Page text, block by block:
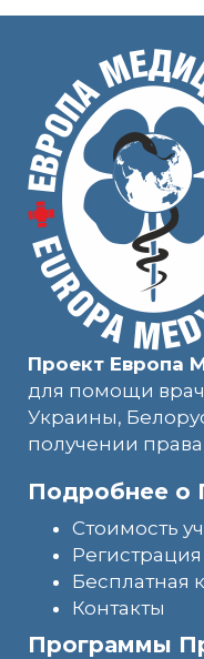
Проект Европа
для помощи
Украины,
получении
Подробнее о
Стоимость
Бесплатная
Контакты
Программы